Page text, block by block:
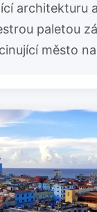
architekturu
paletou
město